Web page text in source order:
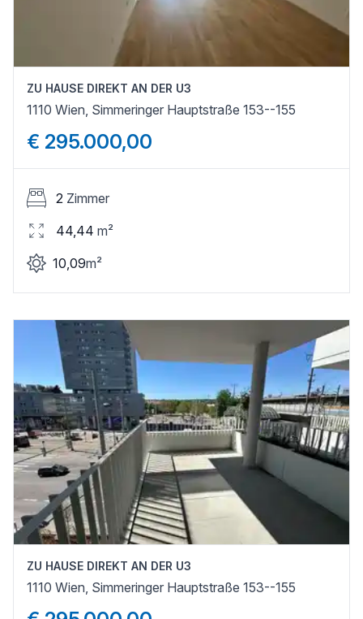
ZU HAUSE DIREKT AN DER U3
1110 Wien, Simmeringer Hauptstraße 153--155
€ 295.000,00
2 Zimmer
44,44 m²
10,09m²
ZU HAUSE DIREKT AN DER U3
1110 Wien, Simmeringer Hauptstraße 153--155